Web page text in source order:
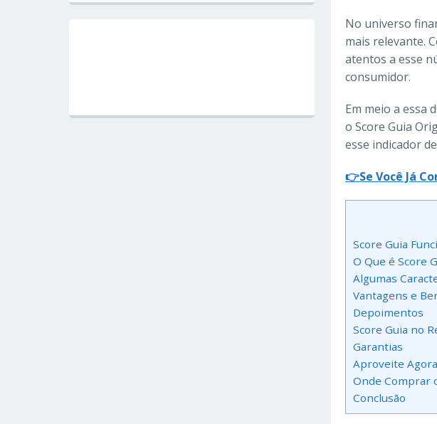
No universo
mais relevante.
atentos a esse
consumidor.
Em meio a essa
o Score Guia
esse indicador
👉Se Você Já
Score Guia
O Que é Score
Algumas
Vantagens e
Depoimentos
Score Guia no
Garantias
Aproveite
Onde Comprar
Conclusão